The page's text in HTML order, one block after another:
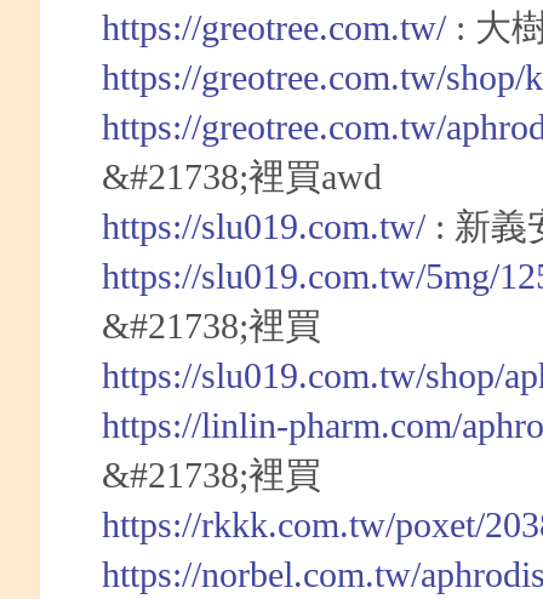
https://greotree.com.tw/: 大
https://greotree.com.tw/shop/
https://greotree.com.tw/
&#21738;裡買awd
https://slu019.com.tw/: 新義
https://slu019.com.tw/5mg/
&#21738;裡買
https://slu019.com.tw/shop/
https://linlin-pharm.com/
&#21738;裡買
https://rkkk.com.tw/poxet/
https://norbel.com.tw/